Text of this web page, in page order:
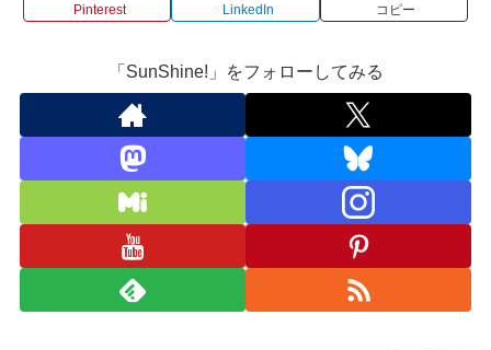
Pinterest LinkedIn コピー
「SunShine!」をフォローしてみる